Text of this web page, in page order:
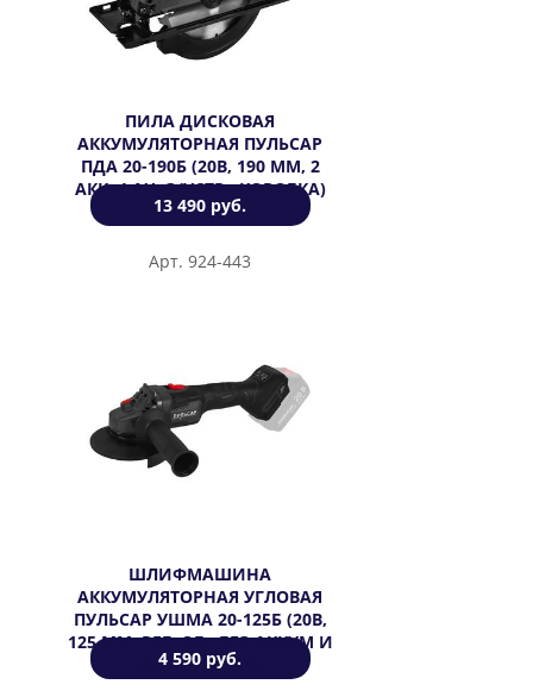
ПИЛА ДИСКОВАЯ
АККУМУЛЯТОРНАЯ ПУЛЬСАР
ПДА 20-190Б (20В, 190 ММ, 2
АКК, 4 АЧ, З/УСТР., КОРОБКА)
13 490 руб.
Арт. 924-443
ШЛИФМАШИНА
АККУМУЛЯТОРНАЯ УГЛОВАЯ
ПУЛЬСАР УШМА 20-125Б (20В,
125 ММ, РЕГ. ОБ., БЕЗ АККУМ И
З/У, КОРОБКА)
4 590 руб.